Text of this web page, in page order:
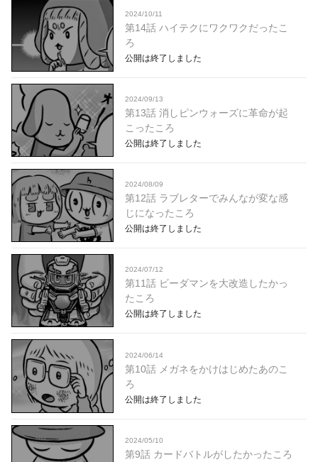
2024/10/11
第14話 ハイテクにワクワクだったこ
ろ
公開は終了しました
2024/09/13
第13話 消しピンウォーズに革命が起
こったころ
公開は終了しました
2024/08/09
第12話 ラブレターでみんなが変な感
じになったころ
公開は終了しました
2024/07/12
第11話 ビーダマンを大改造したかっ
たころ
公開は終了しました
2024/06/14
第10話 メガネをかけはじめたあのこ
ろ
公開は終了しました
2024/05/10
第9話 カードバトルがしたかったころ